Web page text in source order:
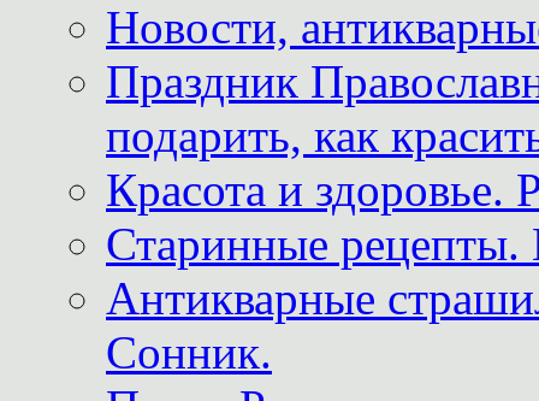
Новости,
Праздник
подарить, как
Красота и здоровье.
Старинные рецепты.
Антикварные
Сонник.